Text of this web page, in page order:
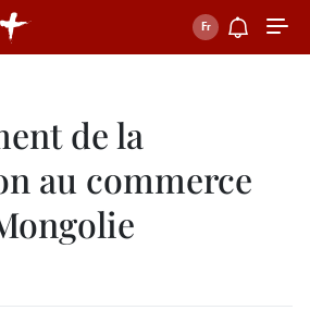
de la
au commerce